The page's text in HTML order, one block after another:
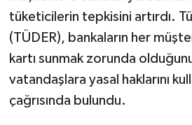
tüketicilerin tepkisini artırdı.
(TÜDER), bankaların her
kartı sunmak zorunda
vatandaşlara yasal haklarını
çağrısında bulundu.